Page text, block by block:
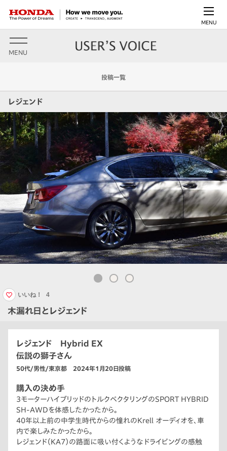
MENU
MENU
投稿一覧
レジェンド
木漏れ日とレジェンド
いいね！ 4
レジェンド Hybrid EX
伝説の獅子さん
50代/男性/東京都 2024年1月20日投稿
購入の決め手
3モーターハイブリッドのトルクベクタリングのSPORT HYBRID
SH-AWDを体感したかったから。
40年以上前の中学生時代からの憧れのKrell オーディオを、車
内で楽しみたかったから。
レジェンド（KA7）の路面に吸い付くようなドライビングの感触